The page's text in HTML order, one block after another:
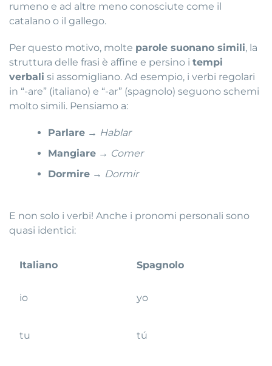
rumeno e ad altre meno conosciute come il
catalano o il gallego.
Per questo motivo, molte parole suonano simili, la
struttura delle frasi è affine e persino i tempi
verbali si assomigliano. Ad esempio, i verbi regolari
in “-are” (italiano) e “-ar” (spagnolo) seguono schemi
molto simili. Pensiamo a:
Parlare → Hablar
Mangiare → Comer
Dormire → Dormir
E non solo i verbi! Anche i pronomi personali sono
quasi identici:
Italiano Spagnolo
io yo
tu tú